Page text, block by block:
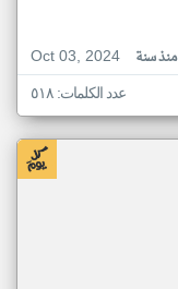
Oct 03, 2024
منذ سنة
عدد الكلمات: ٥١٨